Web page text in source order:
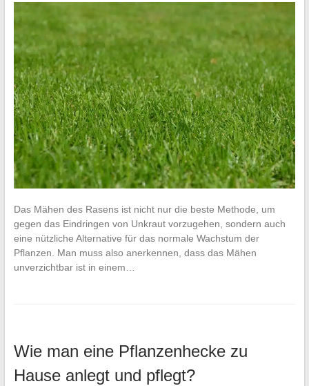
Das Mähen des Rasens ist nicht nur die beste Methode, um
gegen das Eindringen von Unkraut vorzugehen, sondern auch
eine nützliche Alternative für das normale Wachstum der
Pflanzen. Man muss also anerkennen, dass das Mähen
unverzichtbar ist in einem…
Wie man eine Pflanzenhecke zu
Hause anlegt und pflegt?